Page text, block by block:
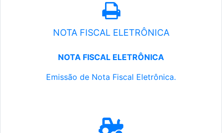
NOTA FISCAL ELETRÔNICA
NOTA FISCAL ELETRÔNICA
Emissão de Nota Fiscal Eletrônica.